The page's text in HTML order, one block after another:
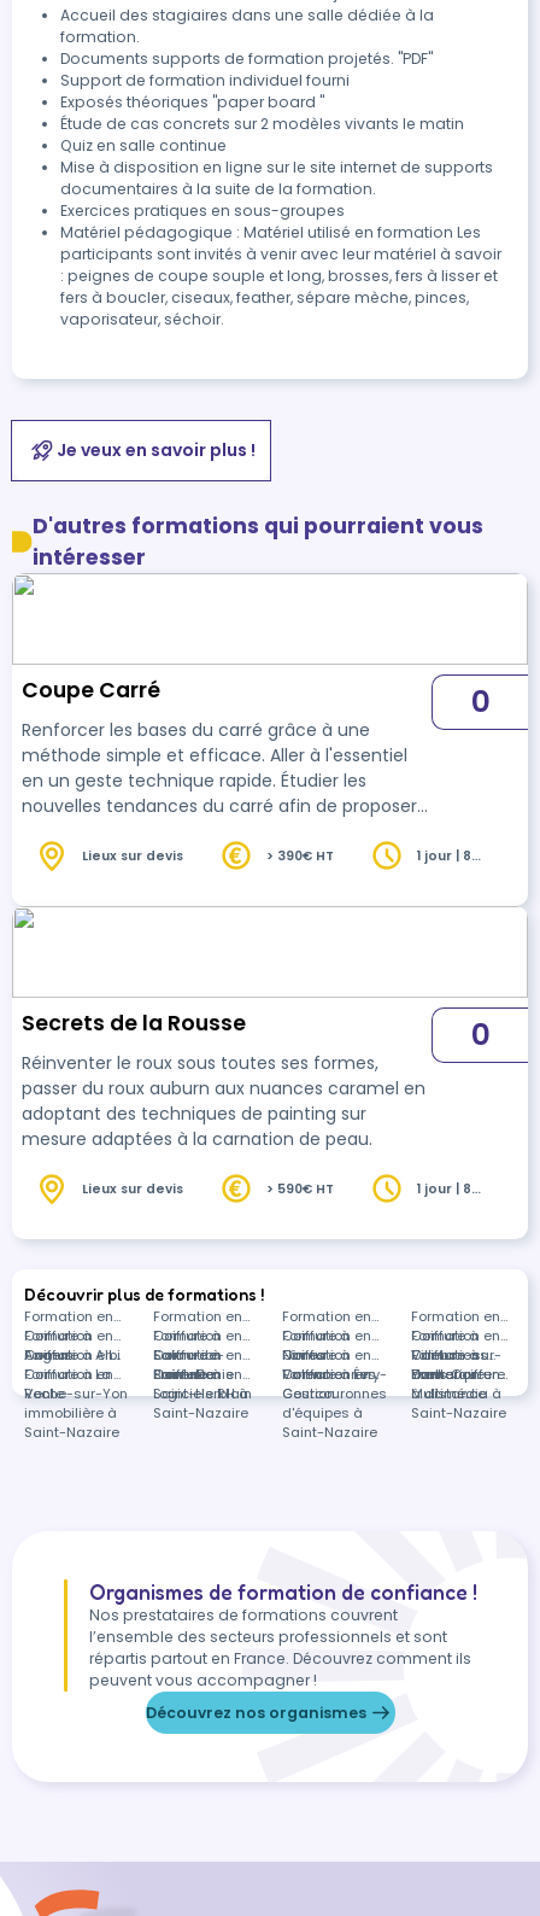
Accueil des stagiaires dans une salle dédiée à la
formation.
Documents supports de formation projetés. "PDF"
Support de formation individuel fourni
Exposés théoriques "paper board "
Étude de cas concrets sur 2 modèles vivants le matin
Quiz en salle continue
Mise à disposition en ligne sur le site internet de supports
documentaires à la suite de la formation.
Exercices pratiques en sous-groupes
Matériel pédagogique : Matériel utilisé en formation Les
participants sont invités à venir avec leur matériel à savoir
: peignes de coupe souple et long, brosses, fers à lisser et
fers à boucler, ciseaux, feather, sépare mèche, pinces,
vaporisateur, séchoir.
Je veux en savoir plus !
D'autres formations qui pourraient vous
intéresser
Coupe Carré
Renforcer les bases du carré grâce à une
méthode simple et efficace. Aller à l'essentiel
en un geste technique rapide. Étudier les
nouvelles tendances du carré afin de proposer
morphologie pour choisir la coupe carrée qui
0
Lieux sur devis > 390€ HT
1 jour | 8
Secrets de la Rousse
Réinventer le roux sous toutes ses formes,
passer du roux auburn aux nuances caramel en
adoptant des techniques de painting sur
mesure adaptées à la carnation de peau.
0
Lieux sur devis > 590€ HT
1 jour | 8
Découvrir plus de formations !
Formation en
Coiffure à
Angers
Formation en
Coiffure à
Salon-de-
Provence
Formation en
Coiffure à
Nîmes
Formation en
Coiffure à
Villebon-sur-
Yvette
Formation en
Coiffure à Albi
Formation en
Coiffure à
Saint-Denis
Formation en
Coiffure à
Valenciennes
Formation en
Coiffure à
Dunkerque
Formation en
Coiffure à La
Roche-sur-Yon
Formation en
Coiffure à
Saint-Herblain
Formation en
Coiffure à Évry-
Courcouronnes
Formations
dans Coiffure
à distance
Formation en
Vente
immobilière à
Saint-Nazaire
Formation en
Logiciels RH à
Saint-Nazaire
Formation en
Gestion
d'équipes à
Saint-Nazaire
Formation en
Multimédia à
Saint-Nazaire
Organismes de formation de confiance !
Nos prestataires de formations couvrent
l’ensemble des secteurs professionnels et sont
répartis partout en France. Découvrez comment ils
peuvent vous accompagner !
Découvrez nos organismes